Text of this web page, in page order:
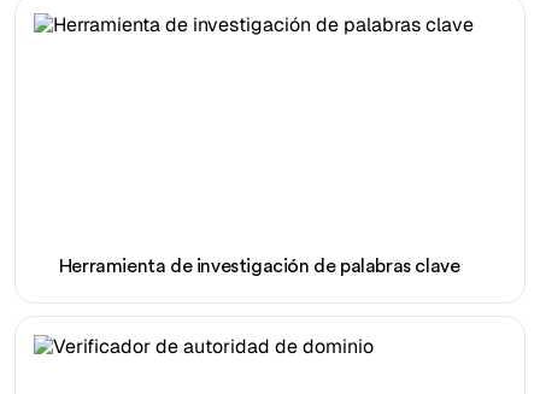
Herramienta de investigación de palabras clave